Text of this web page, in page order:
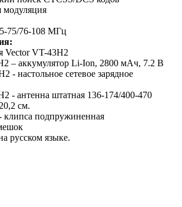
модуляция
75/76-108 МГц
Vector VT-43H2
– аккумулятор Li-Ion, 2800 мАч, 7.2 В
- настольное сетевое зарядное
- антенна штатная 136-174/400-470
см.
клипса подпружиненная
русском языке.